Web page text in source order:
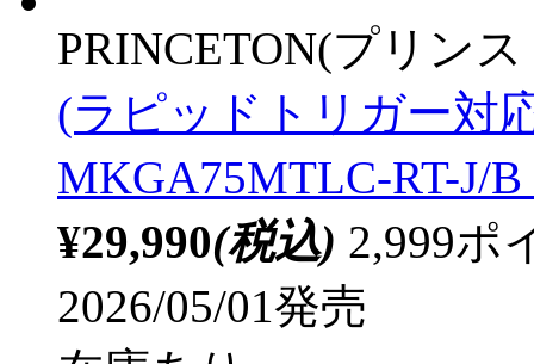
PRINCETON(プリン
(ラピッドトリガー対
MKGA75MTLC-RT-J/
¥29,990(税込) 2,999ポ
2026/05/01発売